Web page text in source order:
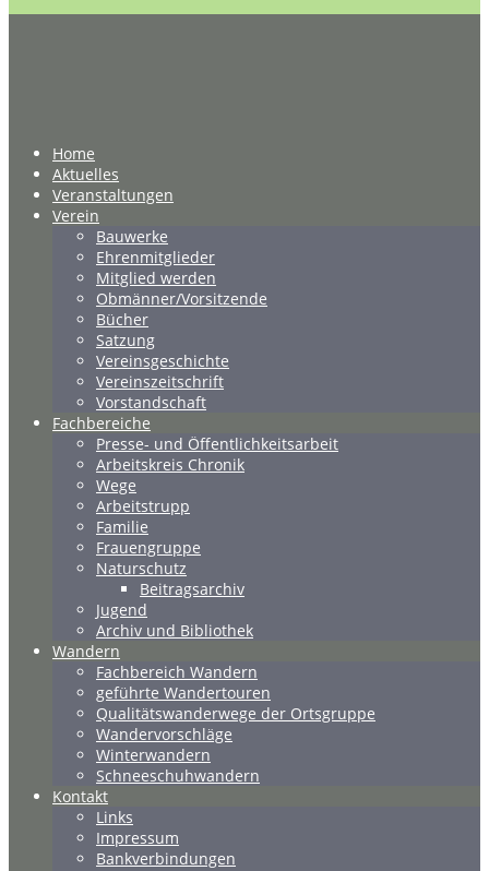
Home
Aktuelles
Veranstaltungen
Verein
Bauwerke
Ehrenmitglieder
Mitglied werden
Obmänner/Vorsitzende
Bücher
Satzung
Vereinsgeschichte
Vereinszeitschrift
Vorstandschaft
Fachbereiche
Presse- und Öffentlichkeitsarbeit
Arbeitskreis Chronik
Wege
Arbeitstrupp
Familie
Frauengruppe
Naturschutz
Beitragsarchiv
Jugend
Archiv und Bibliothek
Wandern
Fachbereich Wandern
geführte Wandertouren
Qualitätswanderwege der Ortsgruppe
Wandervorschläge
Winterwandern
Schneeschuhwandern
Kontakt
Links
Impressum
Bankverbindungen